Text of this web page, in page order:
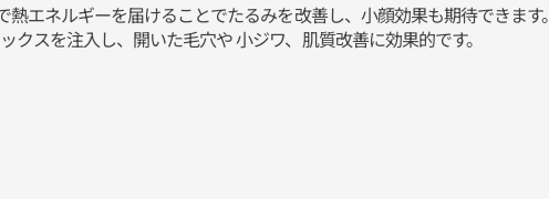
エネルギーを届けることでたるみを改善し、小顔効果も期待できます。
スを注入し、開いた毛穴や 小ジワ、肌質改善に効果的です。